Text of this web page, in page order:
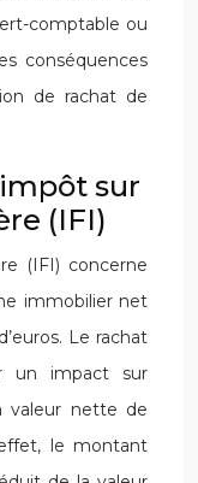
comptable ou
conséquences
de rachat de
sur
(IFI)
(IFI) concerne
immobilier net
Le rachat
un impact sur
valeur nette de
le montant